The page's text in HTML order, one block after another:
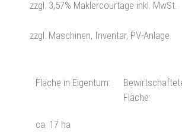
zzgl. 3,57% Maklercourtage inkl. MwSt.
zzgl. Maschinen, Inventar, PV-Anlage
Fläche in Eigentum:
ca. 17 ha
Fläche: